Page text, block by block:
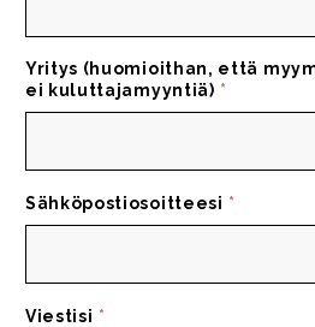
Yritys (huomioithan, että
ei kuluttajamyyntiä) *
Sähköpostiosoitteesi *
Viestisi *